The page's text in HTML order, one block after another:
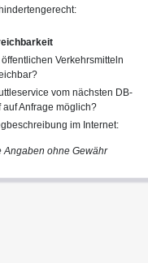
öffentlichen Verkehrsmitteln
vom nächsten DB-
auf Anfrage möglich?
im Internet:
Angaben ohne Gewähr